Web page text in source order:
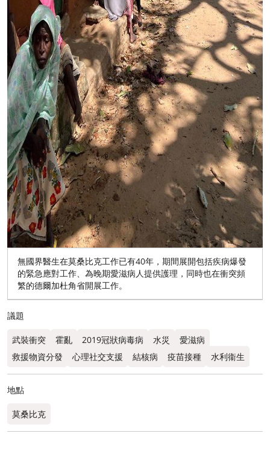
無國界醫生在莫桑比克工作已有40年，期間展開包括疾病爆發
的緊急應對工作、為晚期愛滋病人提供護理，同時也在衝突頻
繁的德爾加杜角省開展工作。
議題
武裝衝突 霍亂 2019冠狀病毒病 水災
愛滋病
救援物資分發
心理社交支援 結核病 疫苗接種 水利衞生
地點
莫桑比克